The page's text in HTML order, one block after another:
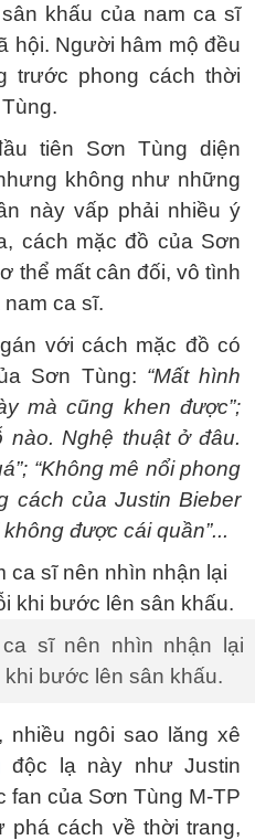
khấu của nam ca sĩ
hội. Người hâm mộ đều
trước phong cách thời
tiên Sơn Tùng diện
không như những
này vấp phải nhiều ý
cách mặc đồ của Sơn
thể mất cân đối, vô tình
nam ca sĩ.
với cách mặc đồ có
Sơn Tùng: “Mất hình
mà cũng khen được”;
nào. Nghệ thuật ở đâu.
“Không mê nổi phong
cách của Justin Bieber
được cái quần”...
sĩ nên nhìn nhận lại
bước lên sân khấu.
nhiều ngôi sao lăng xê
độc lạ này như Justin
fan của Sơn Tùng M-TP
phá cách về thời trang,